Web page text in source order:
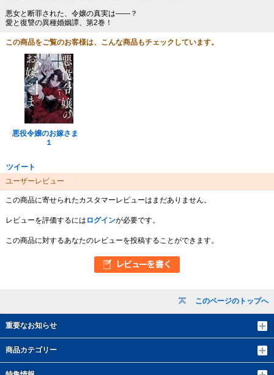
このページのトップへ
重要なお知らせ
商品カテゴリー
悪女と断罪された、令嬢の真実は――？
愛と復讐の異種婚姻譚、第2巻！
この商品をご覧のお客様は、こんな商品もチェックしています。
悪役令嬢のお嫁さま
１
ツイート
ユーザーレビュー
この商品に寄せられたカスタマーレビューはまだありません。
レビューを評価するには ログインが必要です。
この商品に対するあなたのレビューを投稿することができます。